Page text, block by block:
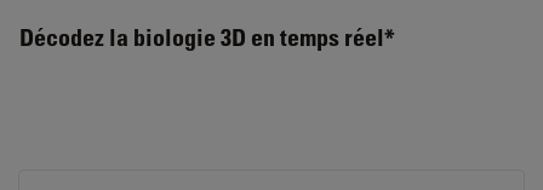
Décodez la biologie 3D en temps réel*